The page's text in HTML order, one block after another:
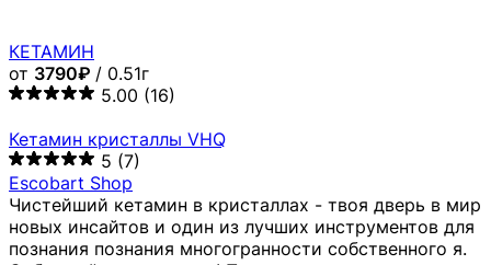
КЕТАМИН
от 3790₽ / 0.51г
5.00 (16)
Кетамин кристаллы VHQ
5 (7)
Escobart Shop
Чистейший кетамин в кристаллах - твоя дверь в мир
новых инсайтов и один из лучших инструментов для
познания познания многогранности собственного я.